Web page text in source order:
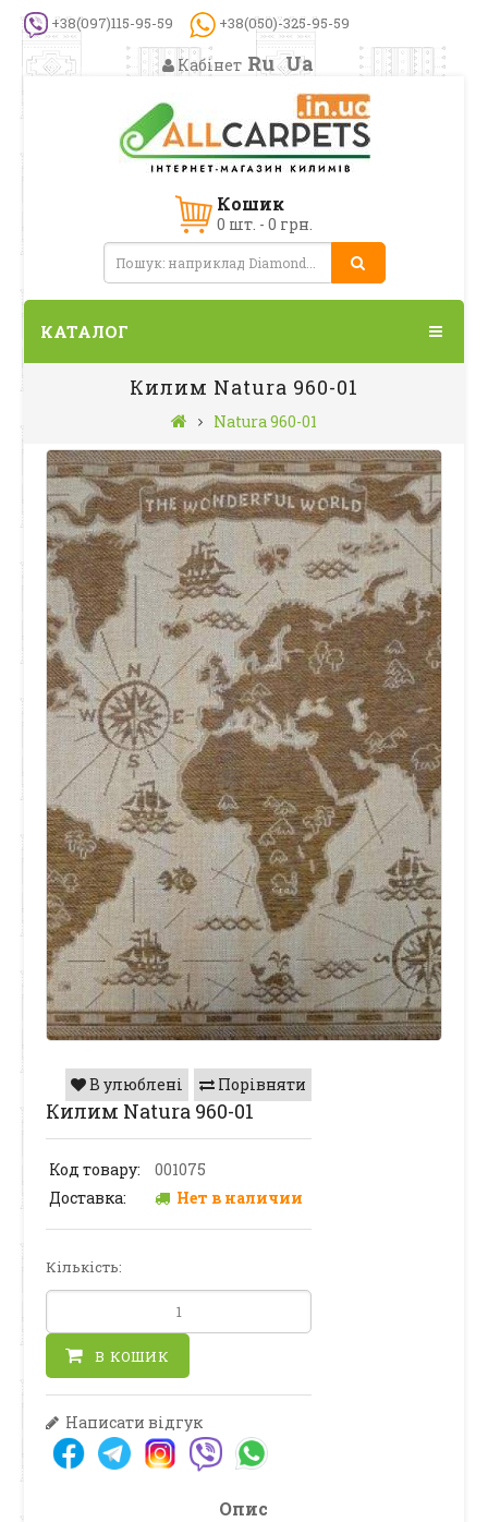
+38(097)115-95-59 +38(050)-325-95-59
Кабінет Ru Ua
Кошик
0 шт. - 0 грн.
КАТАЛОГ
Килим Natura 960-01
Natura 960-01
Порівняти
В улюблені
Килим Natura 960-01
Код товару:
001075
Доставка:
Нет в наличии
Кількість:
В КОШИК
Написати відгук
Опис